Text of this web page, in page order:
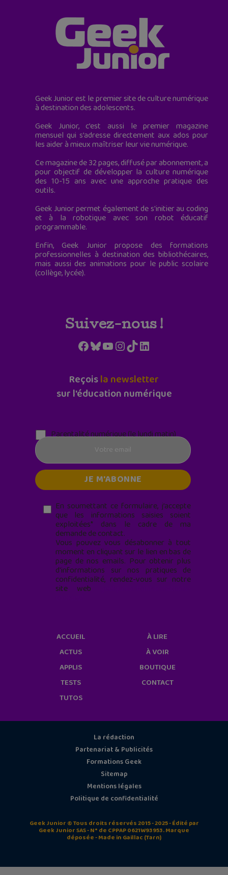
Geek Junior est le premier site de culture numérique
à destination des adolescents.
Geek Junior, c’est aussi le premier magazine
mensuel qui s’adresse directement aux ados pour
les aider à mieux maîtriser leur vie numérique.
Ce magazine de 32 pages, diffusé par abonnement, a
pour objectif de développer la culture numérique
des 10-15 ans avec une approche pratique des
outils.
Geek Junior permet également de s'initier au coding
et à la robotique avec son robot éducatif
programmable.
Enfin, Geek Junior propose des formations
professionnelles à destination des bibliothécaires,
mais aussi des animations pour le public scolaire
(collège, lycée).
Suivez-nous !
Facebook
Bluesky
YouTube
Instagram
TikTokLinkedIn
Reçoisla newsletter
sur l'éducation numérique
Parentalité numérique (le lundi matin)
En soumettant ce formulaire, j’accepte
que les informations saisies soient
exploitées* dans le cadre de ma
demande de contact.
Vous pouvez vous désabonner à tout
moment en cliquant sur le lien en bas de
page de nos emails. Pour obtenir plus
d'informations sur nos pratiques de
confidentialité, rendez-vous sur notre
site web
ACCUEIL
ACTUS
APPLIS
TESTS
TUTOS
À LIRE
À VOIR
BOUTIQUE
CONTACT
La rédaction
Partenariat & Publicités
Formations Geek
Sitemap
Mentions légales
Politique de confidentialité
Geek Junior © Tous droits réservés 2015 - 2025 - Édité par
Geek Junior SAS - N° de CPPAP 0621W93953. Marque
déposée - Made in Gaillac (Tarn)